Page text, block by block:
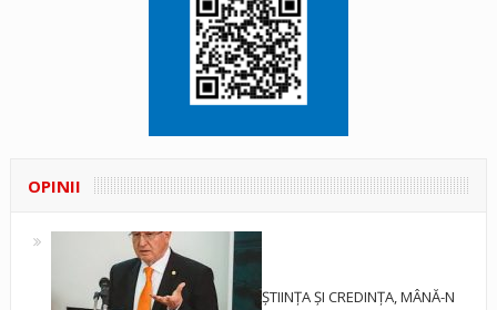
OPINII
ȘTIINȚA ȘI CREDINȚA, MÂNĂ-N